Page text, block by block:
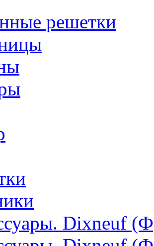
решетки
Dixneuf